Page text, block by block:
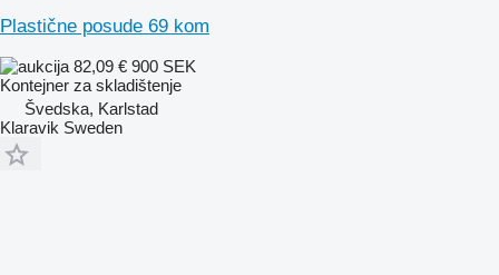
Plastične posude 69 kom
82,09 € 900 SEK
Kontejner za skladištenje
Švedska, Karlstad
Klaravik Sweden